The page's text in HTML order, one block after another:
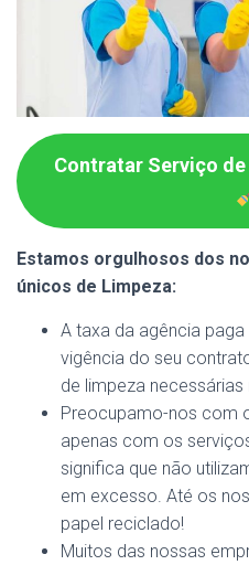
Contratar Serviço
Estamos orgulhosos dos
únicos de Limpeza:
A taxa da agência
vigência do seu
de limpeza
Preocupamo-nos com
apenas com os
significa que não
em excesso. Até os
papel reciclado!
Muitos das nossas